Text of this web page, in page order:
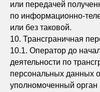
или передачей
по информационно-
или без таковой.
10. Трансграничная
10.1. Оператор до
деятельности по
персональных данных
уполномоченный орган